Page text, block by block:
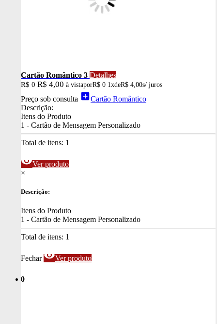
Cartão Romântico 3 Detalhes
R$ 0 R$ 4,00 à vistaporR$ 0 1xdeR$ 4,00s/ juros
Preço sob consulta add_boxCartão Romântico
Descrição:
Itens do Produto
1 - Cartão de Mensagem Personalizado
Total de itens: 1
visibilityVer produto
×
Descrição:
Itens do Produto
1 - Cartão de Mensagem Personalizado
Total de itens: 1
Fechar visibilityVer produto
0